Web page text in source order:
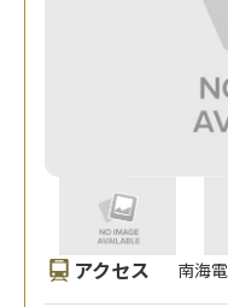
アクセス 南海